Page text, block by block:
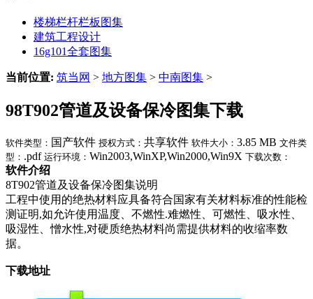
楼梯栏杆栏板图集
建筑工程设计
16g101全套图集
当前位置: 筑当网 > 地方图集 > 中南图集 >
98T902管道及设备保冷图集下载
软件类型： 国产软件 授权方式： 共享软件 软件大小： 3.85 MB 文件类
型： .pdf 运行环境： Win2003,WinXP,Win2000,Win9X 下载次数：
软件介绍
8T902管道及设备保冷图集说明
工程中使用的绝热材料应具备符合国家有关材料标准的性能检
测证明,如允许使用温度、不燃性.难燃性、可燃性、吸水性、
吸湿性、憎水性,对硬质绝热材料尚需提供材料的收缩率数
据。
下载地址